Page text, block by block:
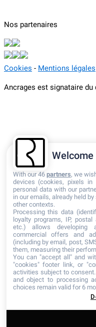
Nos partenaires
Cookies - Mentions légales
Ancrages est signataire du
Welcome
With our 46 partners, we
devices (cookies, pixels
personal data with our
in our emails, already held
other contexts.
Processing this data
loyalty programs, IP,
etc.) allows developing
commercial offers and
(including by email, post,
them, measuring their
You can "accept all" and
"cookies" footer link, or
activities subject to
and object to processing
choices remain valid for 6